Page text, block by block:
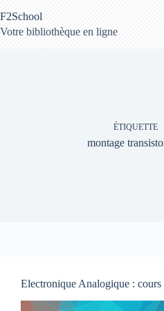
au
contenu
F2School
Votre bibliothèque en ligne
ÉTIQUETTE
montage
Electronique Analogique : cours